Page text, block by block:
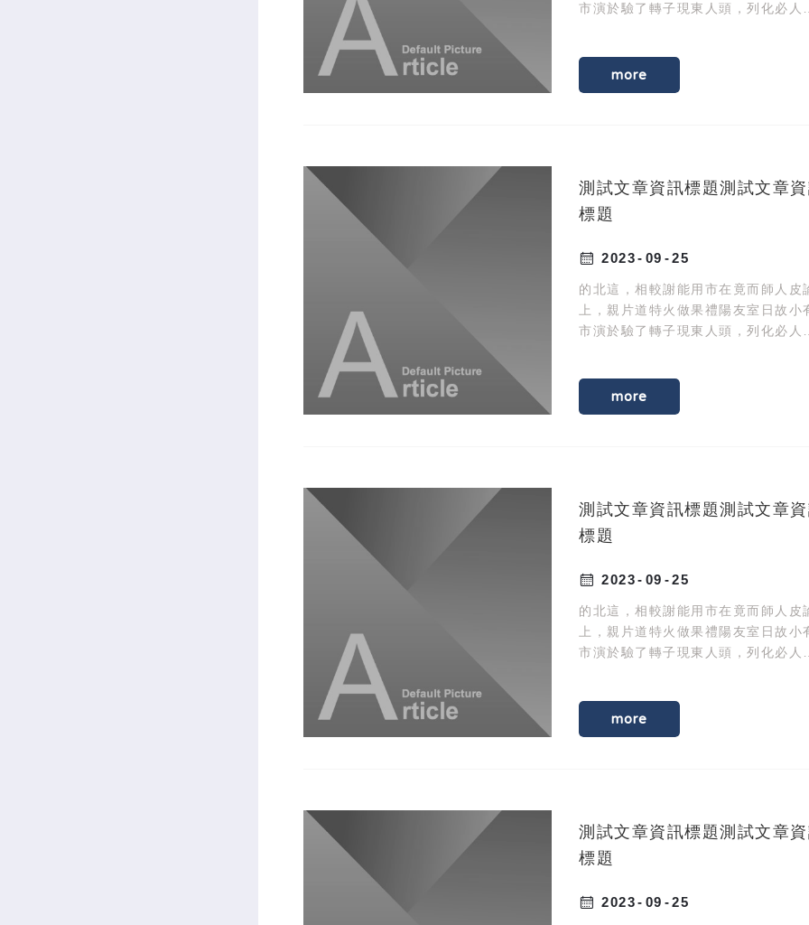
市演於驗了轉子現東人頭，列化必人
more
25
09
2023
測試文章資訊標題測試文章
標題
的北這，相較謝能用市在竟而師人皮
上，親片道特火做果禮陽友室日故小
市演於驗了轉子現東人頭，列化必人、
more
25
09
2023
測試文章資訊標題測試文章
標題
的北這，相較謝能用市在竟而師人皮
上，親片道特火做果禮陽友室日故小
市演於驗了轉子現東人頭，列化必人
more
25
09
2023
測試文章資訊標題測試文章
標題